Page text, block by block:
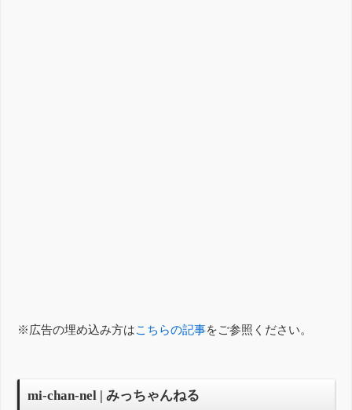
※広告の埋め込み方はこちらの記事をご参照ください。
mi-chan-nel | みっちゃんねる